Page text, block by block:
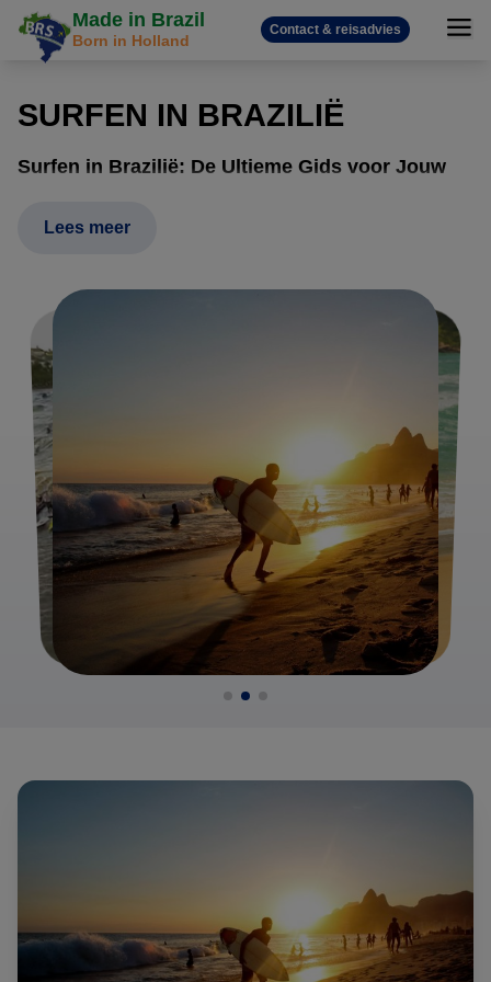
Made in Brazil
Born in Holland
Contact & reisadvies
SURFEN IN BRAZILIË
Surfen in Brazilië: De Ultieme Gids voor Jouw
breaks, iconische point breaks en zelfs de langste golf ter
wereld in de Amazone, is Brazilië een waar paradijs voor
elke surfer. Of je nu je eerste golf wilt pakken onder de zon
van Rio de Janeiro of als ervaren surfer op zoek bent naar
een uniek avontuur, dit land biedt het allemaal. Als dé
specialist in reizen naar Brazilië stellen wij jouw ideale
surfvakantie op maat samen, volledig afgestemd op jouw
niveau en wensen.
De Beste Surfregio's van Brazilië
Waar vind je de beste golven? Van de bruisende
stadsstranden tot de relaxte surf-dorpjes, dit zijn de
absolute topbestemmingen.
Rio de Janeiro is de bakermat van de Braziliaanse
De beroemde spot op de rots die Ipanema van
Copacabana scheidt. Een consistente linkse golf met een
geweldige sfeer, maar het kan er erg druk worden.
Lees meer